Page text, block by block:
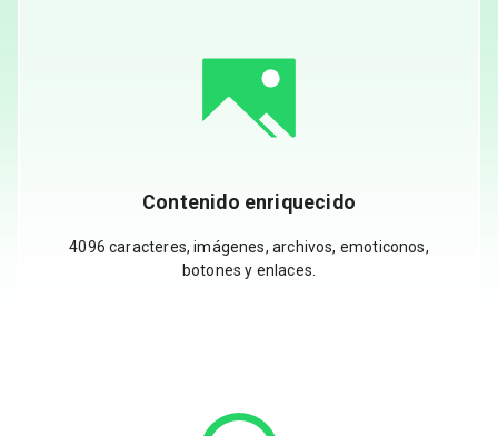
Contenido enriquecido
4096 caracteres, imágenes, archivos, emoticonos,
botones y enlaces.